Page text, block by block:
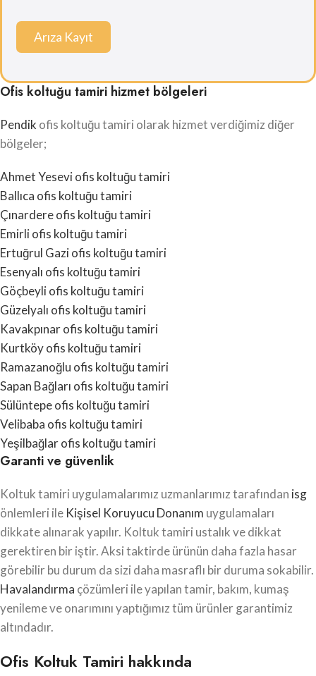
Arıza Kayıt
Ofis koltuğu tamiri hizmet bölgeleri
Pendik ofis koltuğu tamiri olarak hizmet verdiğimiz diğer
bölgeler;
Ahmet Yesevi ofis koltuğu tamiri
Ballıca ofis koltuğu tamiri
Çınardere ofis koltuğu tamiri
Emirli ofis koltuğu tamiri
Ertuğrul Gazi ofis koltuğu tamiri
Esenyalı ofis koltuğu tamiri
Göçbeyli ofis koltuğu tamiri
Güzelyalı ofis koltuğu tamiri
Kavakpınar ofis koltuğu tamiri
Kurtköy ofis koltuğu tamiri
Ramazanoğlu ofis koltuğu tamiri
Sapan Bağları ofis koltuğu tamiri
Sülüntepe ofis koltuğu tamiri
Velibaba ofis koltuğu tamiri
Yeşilbağlar ofis koltuğu tamiri
Garanti ve güvenlik
Koltuk tamiri uygulamalarımız uzmanlarımız tarafından isg
önlemleri ile Kişisel Koruyucu Donanım uygulamaları
dikkate alınarak yapılır. Koltuk tamiri ustalık ve dikkat
gerektiren bir iştir. Aksi taktirde ürünün daha fazla hasar
görebilir bu durum da sizi daha masraflı bir duruma sokabilir.
Havalandırma çözümleri ile yapılan tamir, bakım, kumaş
yenileme ve onarımını yaptığımız tüm ürünler garantimiz
altındadır.
Ofis Koltuk Tamiri hakkında